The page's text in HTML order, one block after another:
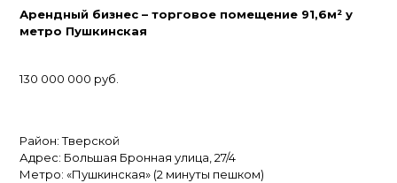
Арендный бизнес – торговое помещение 91,6м² у
метро Пушкинская
130 000 000 руб.
Район: Тверской
Адрес: Большая Бронная улица, 27/4
Метро: «Пушкинская» (2 минуты пешком)